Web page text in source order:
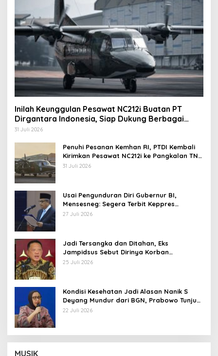
Inilah Keunggulan Pesawat NC212i Buatan PT
Dirgantara Indonesia, Siap Dukung Berbagai
Operasi TNI
31 Juli 2026
Penuhi Pesanan Kemhan RI, PTDI Kembali
Kirimkan Pesawat NC212i ke Pangkalan TNI
AU
31 Juli 2026
Usai Pengunduran Diri Gubernur BI,
Mensesneg: Segera Terbit Keppres
Pemberhentian dengan Hormat
27 Juli 2026
Jadi Tersangka dan Ditahan, Eks
Jampidsus Sebut Dirinya Korban
Kriminalisasi
25 Juli 2026
Kondisi Kesehatan Jadi Alasan Nanik S
Deyang Mundur dari BGN, Prabowo Tunjuk
Wamentan Sudaryono
22 Juli 2026
MUSIK